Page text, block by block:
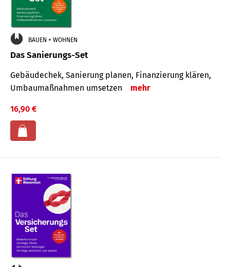
BAUEN + WOHNEN
Das Sanierungs-Set
Gebäudechek, Sanierung planen, Finanzierung klären,
Umbaumaßnahmen umsetzen
mehr
16,90 €